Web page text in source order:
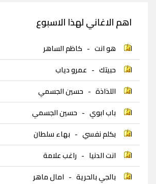
اهم الاغاني لهذا الاسبوع
هو انت - كاظم الساهر
حبيتك - عمرو دياب
اللذاذة - حسين الجسمي
باب ابوي - حسين الجسمي
بكلم نفسي - بهاء سلطان
انت الدنيا - راغب علامة
بالجي بالحرية - امال ماهر